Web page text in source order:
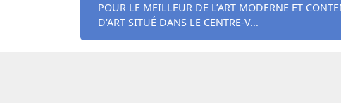
POUR LE MEILLEUR DE L’ART MODERNE ET
D'ART SITUÉ DANS LE CENTRE-V...